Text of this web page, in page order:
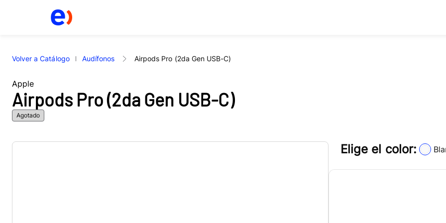
Volver a Catálogo Audífonos Airpods Pro (2da Gen USB-C)
Apple
Airpods Pro (2da Gen USB-C)
Agotado
Elige el color: